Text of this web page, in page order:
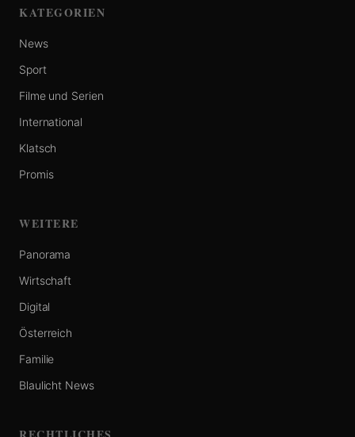
KATEGORIEN
News
Sport
Filme und Serien
International
Klatsch
Promis
WEITERE
Panorama
Wirtschaft
Digital
Österreich
Familie
Blaulicht News